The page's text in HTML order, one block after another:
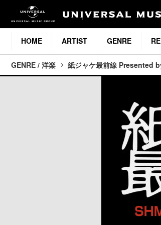
HOME ARTIST GENRE
GENRE / 洋楽 紙ジャケ最前線 Presented